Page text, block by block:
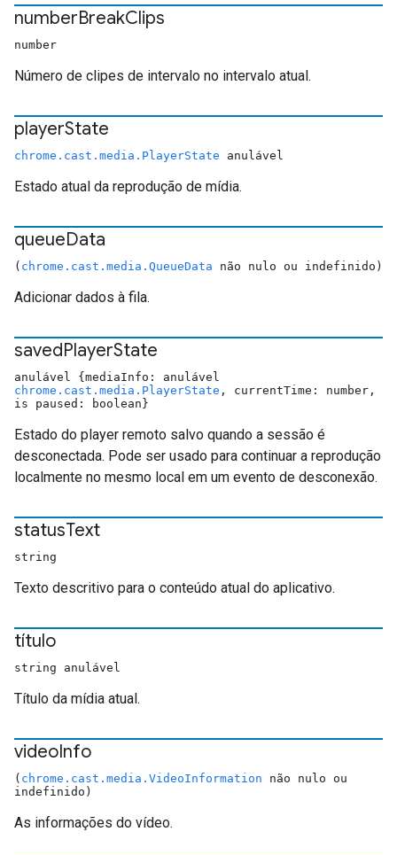
numberBreakClips
number
Número de clipes de intervalo no intervalo atual.
playerState
chrome.cast.media.PlayerState anulável
Estado atual da reprodução de mídia.
queueData
( chrome.cast.media.QueueData não nulo ou indefinido)
Adicionar dados à fila.
savedPlayerState
anulável {mediaInfo: anulável
chrome.cast.media.PlayerState , currentTime: number,
is paused: boolean}
Estado do player remoto salvo quando a sessão é
desconectada. Pode ser usado para continuar a reprodução
localmente no mesmo local em um evento de desconexão.
statusText
string
Texto descritivo para o conteúdo atual do aplicativo.
título
string anulável
Título da mídia atual.
videoInfo
( chrome.cast.media.VideoInformation não nulo ou
indefinido)
As informações do vídeo.